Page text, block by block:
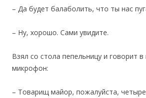
– Да будет балаболить, что ты нас
– Ну, хорошо. Сами увидите.
Взял со стола пепельницу и говорит в
микрофон:
– Товарищ майор, пожалуйста,